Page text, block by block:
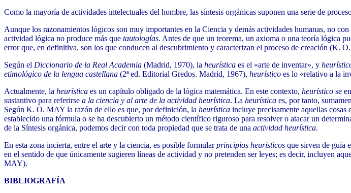
Como la mayoría de actividades intelectuales del hombre, las síntesis orgánicas suponen una serie de
Aunque los razonamientos lógicos son muy importantes en la Ciencia y demás actividades humanas, no
actividad lógica no produce más que tautologías. Antes de que un teorema, un axioma o una teoría lógica
error que, en definitiva, son los que conducen al descubrimiento y caracterizan el proceso de creación (K.
Según el Diccionario de la Real Academia (Madrid, 1970), la heurística es el «arte de inventar», y
etimológico de la lengua castellana (2ª ed. Editorial Gredos. Madrid, 1967), heurístico es lo «relativo a la
Actualmente, la heurística es un capítulo obligado de la lógica matemática. En este contexto, heurístico se
sustantivo para referirse a la ciencia y al arte de la actividad heurística. La heurística es, por tanto,
Según K. O. MAY la razón de ello es que, por definición, la heurística incluye precisamente aquellas
establecido una fórmula o se ha descubierto un método científico riguroso para resolver o atacar un
de la Síntesis orgánica, podemos decir con toda propiedad que se trata de una actividad heurística.
En esta zona incierta, entre el arte y la ciencia, es posible formularprincipios heurísticos que sirven de guía
en el sentido de que únicamente sugieren líneas de actividad y no pretenden ser leyes; es decir, incluyen
MAY).
BIBLIOGRAFÍA